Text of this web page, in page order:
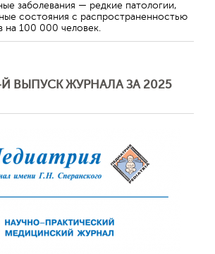
заболевания — редкие патологии,
состояния с распространенностью
на 100 000 человек.
ВЫПУСК ЖУРНАЛА ЗА 2025